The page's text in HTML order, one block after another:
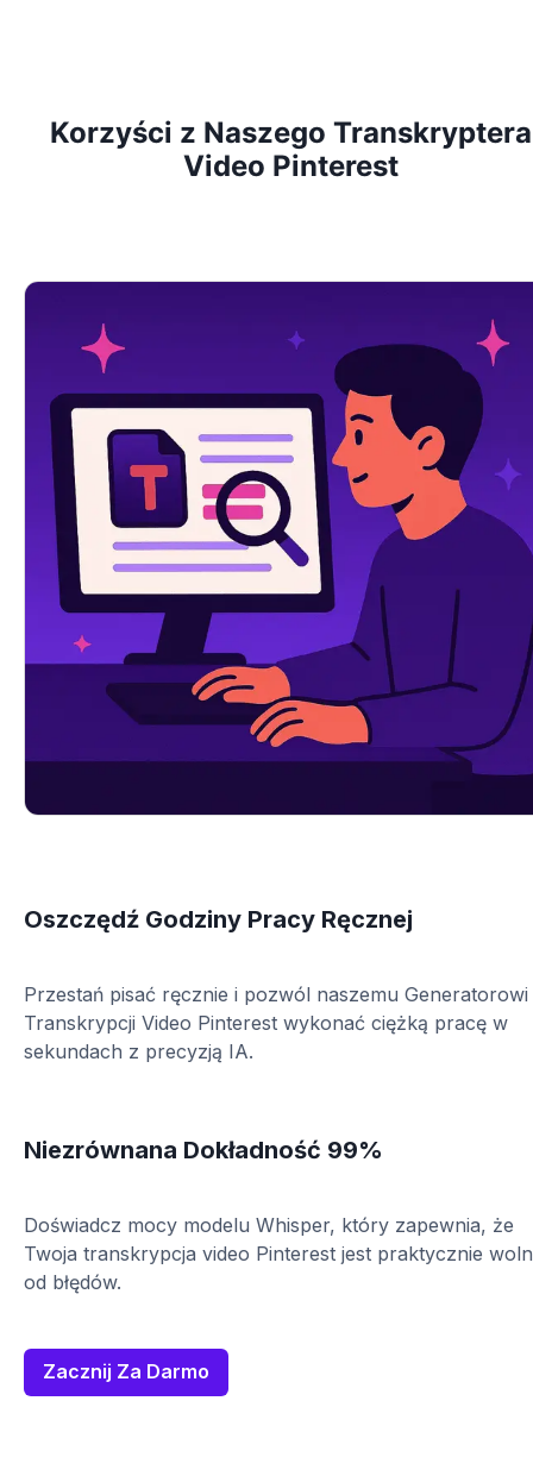
Korzyści z Naszego Transkryptera
Video Pinterest
Oszczędź Godziny Pracy Ręcznej
Przestań pisać ręcznie i pozwól naszemu Generatorowi
Transkrypcji Video Pinterest wykonać ciężką pracę w
sekundach z precyzją IA.
Niezrównana Dokładność 99%
Doświadcz mocy modelu Whisper, który zapewnia, że
Twoja transkrypcja video Pinterest jest praktycznie
od błędów.
Zacznij Za Darmo